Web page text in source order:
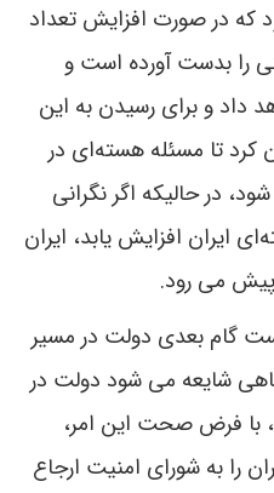
که در صورت افزایش تعداد
را بدست آورده است و
داد و برای رسیدن به این
کرد تا مسئله هسته‌ای در
در حالیکه اگر نگرانی
ایران افزایش یابد، ایران
پیش می رود.
گام بعدی دولت در مسیر
شایعه می شود دولت در
با فرض صحت این امر،
را به شورای امنیت ارجاع